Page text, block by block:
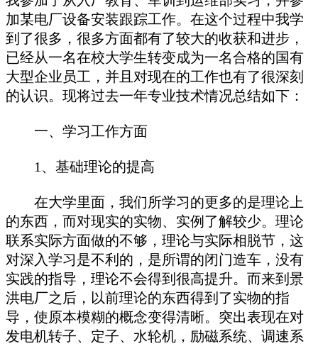
加某电厂设备安装跟踪工作。在这个过程中我学
到了很多，很多方面都有了较大的收获和进步，
已经从一名在校大学生转变成为一名合格的国有
大型企业员工，并且对现在的工作也有了很深刻
的认识。现将过去一年专业技术情况总结如下：
一、学习工作方面
1、基础理论的提高
在大学里面，我们所学习的更多的是理论上
的东西，而对现实的实物、实例了解较少。理论
联系实际方面做的不够，理论与实际相脱节，这
对深入学习是不利的，是所谓的闭门造车，没有
实践的指导，理论不会得到很高提升。而来到景
洪电厂之后，以前理论的东西得到了实物的指
导，使原本模糊的概念变得清晰。突出表现在对
发电机转子、定子、水轮机，励磁系统、调速系